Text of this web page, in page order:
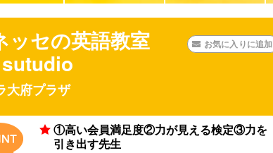
ッセの英語教室
大府プラザ
お気に入りに追加
①高い会員満足度②力が見える検定③力を
引き出す先生